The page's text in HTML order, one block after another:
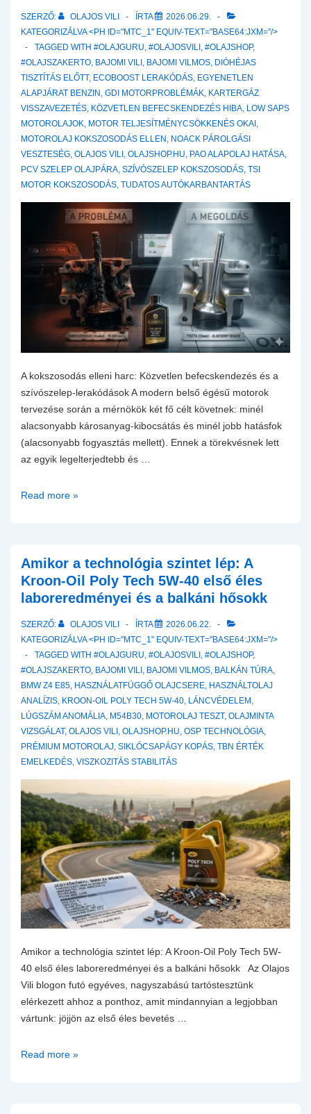
a
Nagy
Olaszországi
Nyúzópróba
SZERZŐ: OLAJOS VILI ÍRTA
2026.06.29.
KATEGORIZÁLVA <PH ID="MTC_1" EQUIV-TEXT="BASE64:JXM="/>
TAGGED WITH #OLAJGURU, #OLAJOSVILI , #OLAJSHOP,
#OLAJSZAKERTO, BAJOMI VILI , BAJOMI VILMOS, DIÓHÉJAS
TISZTÍTÁS ELŐTT, ECOBOOST LERAKÓDÁS, EGYENETLEN
ALAPJÁRAT BENZIN , GDI MOTORPROBLÉMÁK, KARTERGÁZ
VISSZAVEZETÉS, KÖZVETLEN BEFECSKENDEZÉS HIBA, LOW SAPS
MOTOROLAJOK, MOTOR TELJESÍTMÉNYCSÖKKENÉS OKAI ,
MOTOROLAJ KOKSZOSODÁS ELLEN , NOACK PÁROLGÁSI
VESZTESÉG, OLAJOS VILI , OLAJSHOP.HU, PAO ALAPOLAJ HATÁSA,
PCV SZELEP OLAJPÁRA, SZÍVÓSZELEP KOKSZOSODÁS, TSI
MOTOR KOKSZOSODÁS, TUDATOS AUTÓKARBANTARTÁS
A kokszosodás elleni harc: Közvetlen befecskendezés és a
szívószelep-lerakódások A modern belső égésű motorok
tervezése során a mérnökök két fő célt követnek: minél
alacsonyabb károsanyag-kibocsátás és minél jobb hatásfok
(alacsonyabb fogyasztás mellett). Ennek a törekvésnek lett
az egyik legelterjedtebb és …
A
Közvetlen
befecskendezés
és
szívószelep-
lerakódások
Read more »
Amikor a technológia szintet lép: A
Kroon-Oil Poly Tech 5W-40 első éles
laboreredményei és a balkáni hősokk
SZERZŐ: OLAJOS VILI ÍRTA
2026.06.22.
KATEGORIZÁLVA <PH ID="MTC_1" EQUIV-TEXT="BASE64:JXM="/>
TAGGED WITH #OLAJGURU #OLAJOSVILI #OLAJSHOP,
#OLAJSZAKERTO BAJOMI VILI BAJOMI VILMOS BALKÁN TÚRA
BMW Z4 E85 HASZNÁLATFÜGGŐ OLAJCSERE HASZNÁLTOLAJ
ANALÍZIS KROON-OIL POLY TECH 5W-40 LÁNCVÉDELEM
LÚGSZÁM ANOMÁLIA M54B30 MOTOROLAJ TESZT, OLAJMINTA
VIZSGÁLAT, OLAJOS VILI OLAJSHOP.HU OSP TECHNOLÓGIA
PRÉMIUM MOTOROLAJ SIKLÓCSAPÁGY KOPÁS TBN ÉRTÉK
EMELKEDÉS VISZKOZITÁS STABILITÁS
Amikor a technológia szintet lép: A Kroon-Oil Poly Tech 5W-
40 első éles laboreredményei és a balkáni hősokk Az Olajos
Vili blogon futó egyéves, nagyszabású tartóstesztünk
elérkezett ahhoz a ponthoz, amit mindannyian a legjobban
vártunk: jöjjön az első éles bevetés …
Amikor
Read more »